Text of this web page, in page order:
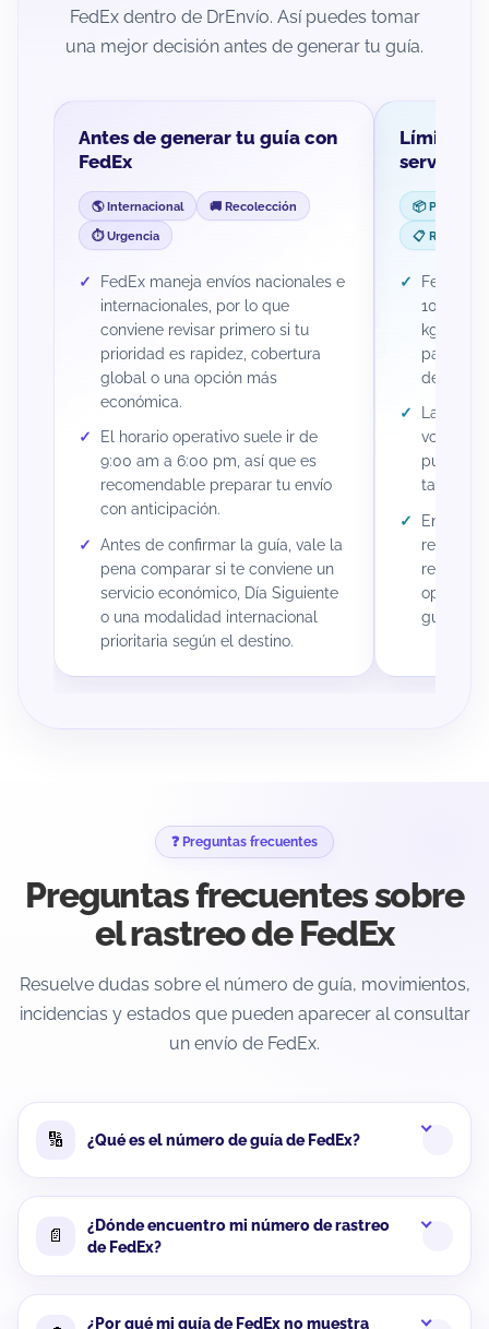
FedEx dentro de DrEnvío. Así puedes tomar
una mejor decisión antes de generar tu guía.
Antes de generar tu guía con
FedEx
🌎 Internacional
🚚 Recolección
⏱️ Urgencia
FedEx maneja envíos nacionales e
internacionales, por lo que
conviene revisar primero si tu
prioridad es rapidez, cobertura
global o una opción más
económica.
El horario operativo suele ir de
9:00 am a 6:00 pm, así que es
recomendable preparar tu envío
con anticipación.
Antes de confirmar la guía, vale la
pena comparar si te conviene un
servicio económico, Día Siguiente
o una modalidad internacional
prioritaria según el destino.
Límites y
servicio
📦 Peso
📋 Revisión
FedEx
100 kg y
kg, lo
de
Las
pueden
tarifa y
En
revisar
guía.
❓ Preguntas frecuentes
Preguntas frecuentes sobre
el rastreo de FedEx
Resuelve dudas sobre el número de guía, movimientos,
incidencias y estados que pueden aparecer al consultar
un envío de FedEx.
🔢 ¿Qué es el número de guía de FedEx?
📄
¿Dónde encuentro mi número de rastreo
de FedEx?
¿Por qué mi guía de FedEx no muestra